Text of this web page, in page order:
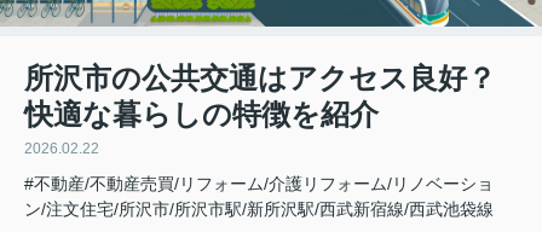
所沢市の公共交通はアクセス良好？
快適な暮らしの特徴を紹介
2026.02.22
#不動産/不動産売買/リフォーム/介護リフォーム/リノベーショ
ン/注文住宅/所沢市/所沢市駅/新所沢駅/西武新宿線/西武池袋線